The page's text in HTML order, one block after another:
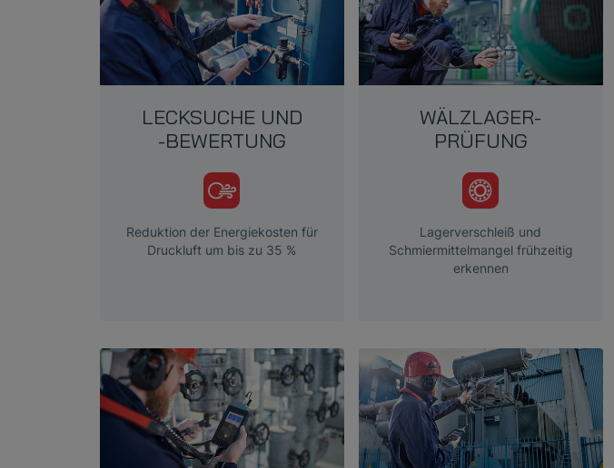
LECKSUCHE UND
-BEWERTUNG
Reduktion der Energiekosten für
Druckluft um bis zu 35 %
WÄLZLAGER-
PRÜFUNG
Lagerverschleiß und
Schmiermittelmangel frühzeitig
erkennen